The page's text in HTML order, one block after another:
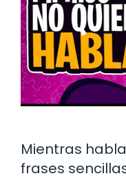
Mientras
frases